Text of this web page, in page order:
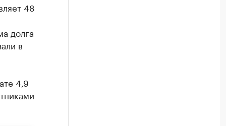
48
долга
в
4,9